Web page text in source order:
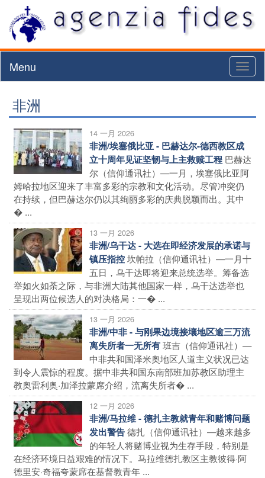
Menu
非洲
14 一月 2026
非洲/埃塞俄比亚 - 巴赫达尔-德西教区成
立十周年见证坚韧与上主救赎工程 巴赫达
尔（信仰通讯社）—一月，埃塞俄比亚阿
姆哈拉地区迎来了丰富多彩的宗教和文化活动。尽管冲突仍
在持续，但巴赫达尔仍以其绚丽多彩的庆典脱颖而出。其中
� ...
13 一月 2026
非洲/乌干达 - 大选在即经济发展的承诺与
镇压指控坎帕拉（信仰通讯社）—一月十
五日，乌干达即将迎来总统选举。筹备选
举如火如荼之际，与非洲大陆其他国家一样，乌干达选举也
呈现出两位候选人的对决格局：一� ...
13 一月 2026
非洲/中非 - 与刚果边境接壤地区逾三万流
离失所者一无所有班吉（信仰通讯社）—
中非共和国泽米奥地区人道主义状况已达
到令人震惊的程度。据中非共和国东南部班加苏教区助理主
教奥雷利奥·加泽拉蒙席介绍，流离失所者� ...
12 一月 2026
非洲/马拉维 - 德扎主教就青年和赌博问题
发出警告德扎（信仰通讯社）—越来越多
的年轻人将赌博业视为生存手段，特别是
在经济环境日益艰难的情况下。马拉维德扎教区主教彼得·阿
德里安·奇福夸蒙席在基督教青年 ...